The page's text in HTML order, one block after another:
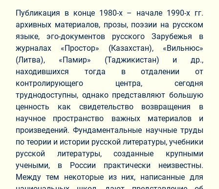
Публикация в конце 1980-х – начале 1990-х гг.
архивных материалов, прозы, поэзии на русском
языке, эго-документов русского Зарубежья в
журналах «Простор» (Казахстан), «Вильнюс»
(Литва), «Памир» (Таджикистан) и др.,
находившихся тогда в отдалении от
контролирующего центра, сегодня
труднодоступны, однако представляют большую
ценность как свидетельство возвращения в
научное пространство важных материалов и
произведений. Фундаментальные научные труды
по теории и истории русской литературы, учебники
русской литературы, созданные крупными
учеными, в России практически неизвестны.
Между тем некоторые из них, написанные для